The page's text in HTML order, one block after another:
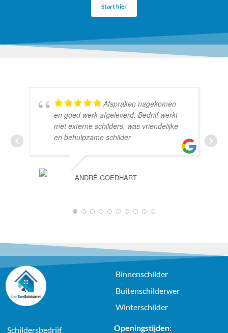
Start hier
Afspraken nagekomen
en goed werk afgeleverd. Bedrijf werkt
met externe schilders, was vriendelijke
en behulpzame schilder.
ANDRÉ GOEDHART
1 2 3 4 5 6 7 8 9 10
Binnenschilder
Buitenschilderwer
Winterschilder
Schildersbedrijf Openingstijden: